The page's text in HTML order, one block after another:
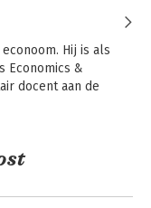
Hij is als
Economics &
docent aan de